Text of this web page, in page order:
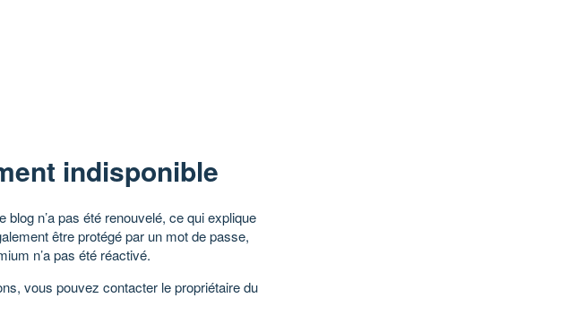
indisponible
n’a pas été renouvelé, ce qui explique
être protégé par un mot de passe,
n’a pas été réactivé.
vous pouvez contacter le propriétaire du